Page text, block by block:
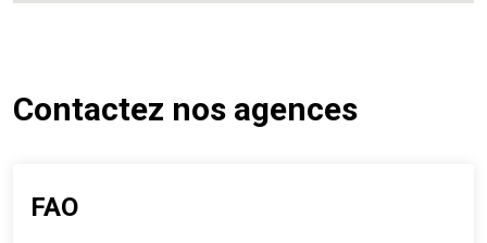
Contactez nos agences
FAO